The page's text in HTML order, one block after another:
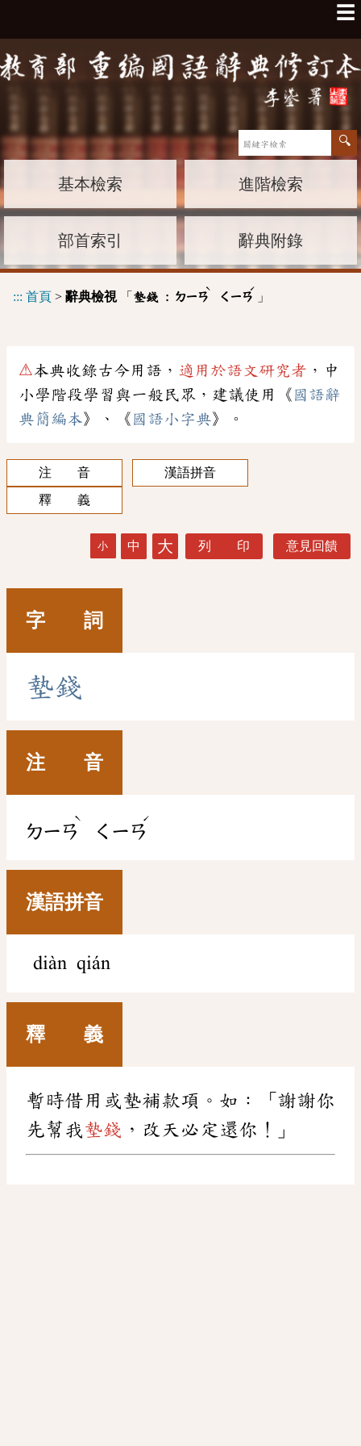
☰
基本檢索 進階檢索
部首索引 辭典附錄
::: 首頁 > 辭典檢視「 墊錢 : ㄉㄧㄢ
ˋ
ㄑㄧㄢ
ˊ
」
⚠本典收錄古今用語， 適用於語文研究者 ，中
小學階段學習與一般民眾，建議使用《 國語辭
典簡編本》、《 國語小字典》。
注 音
漢語拼音
釋 義
小 中 大 列 印 意見回饋
字 詞
墊錢
注 音
ㄉㄧㄢ
ˋ
ㄑㄧㄢ
ˊ
漢語拼音
diàn qián
釋 義
暫時借用或墊補款項。如：「謝謝你
先幫我墊錢 ，改天必定還你！」